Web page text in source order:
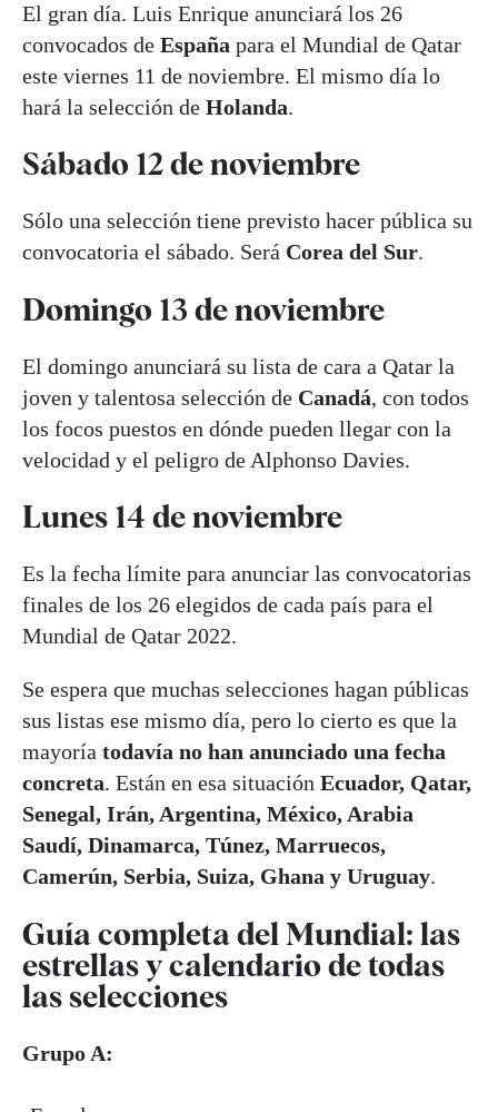
El gran día. Luis Enrique anunciará los 26
convocados de España para el Mundial de Qatar
este viernes 11 de noviembre. El mismo día lo
hará la selección de Holanda.
Sábado 12 de noviembre
Sólo una selección tiene previsto hacer pública su
convocatoria el sábado. Será Corea del Sur.
Domingo 13 de noviembre
El domingo anunciará su lista de cara a Qatar la
joven y talentosa selección de Canadá, con todos
los focos puestos en dónde pueden llegar con la
velocidad y el peligro de Alphonso Davies.
Lunes 14 de noviembre
Es la fecha límite para anunciar las convocatorias
finales de los 26 elegidos de cada país para el
Mundial de Qatar 2022.
Se espera que muchas selecciones hagan públicas
sus listas ese mismo día, pero lo cierto es que la
mayoría todavía no han anunciado una fecha
concreta. Están en esa situación Ecuador, Qatar,
Senegal, Irán, Argentina, México, Arabia
Saudí, Dinamarca, Túnez, Marruecos,
Camerún, Serbia, Suiza, Ghana y Uruguay.
Guía completa del Mundial: las
estrellas y calendario de todas
las selecciones
Grupo A: